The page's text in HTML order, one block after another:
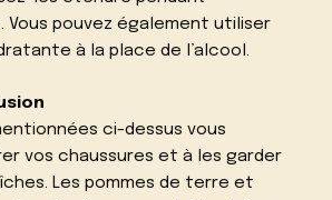
Vous pouvez également utiliser
à la place de l’alcool.
ci-dessus vous
vos chaussures et à les garder
Les pommes de terre et